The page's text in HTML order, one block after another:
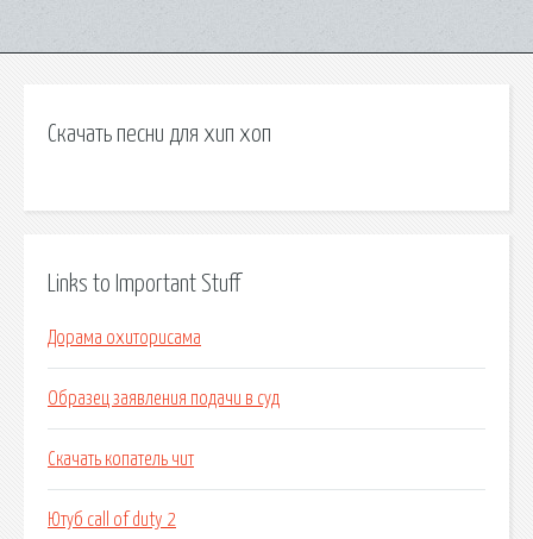
Скачать песни для хип хоп
Links to Important Stuff
Дорама охиторисама
Образец заявления подачи в суд
Скачать копатель чит
Ютуб call of duty 2